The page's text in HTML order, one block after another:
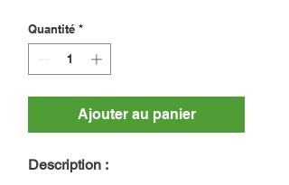
Quantité *
Ajouter au panier
Description :